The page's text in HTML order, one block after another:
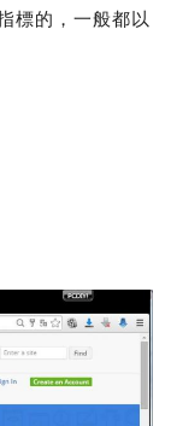
標的，一般都以